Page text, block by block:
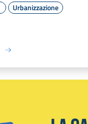
Urbanizzazione